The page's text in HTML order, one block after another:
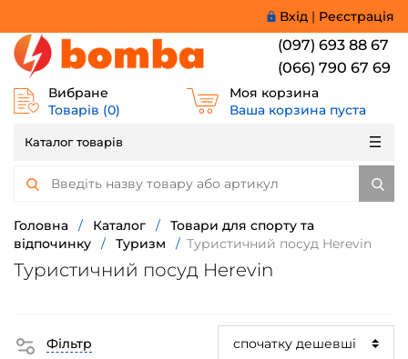
Вхід | Реєстрація
(097) 693 88 67
(066) 790 67 69
Вибране
Товарів (0)
Моя корзина
Ваша корзина пуста
Каталог товарів
Головна / Каталог /
Товари для спорту та
відпочинку
/ Туризм / Туристичний посуд Herevin
Туристичний посуд Herevin
Фільтр